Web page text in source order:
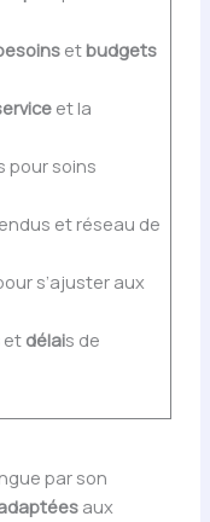
etbudgets
et la
pour soins
et réseau de
s’ajuster aux
et délais de
par son
aux